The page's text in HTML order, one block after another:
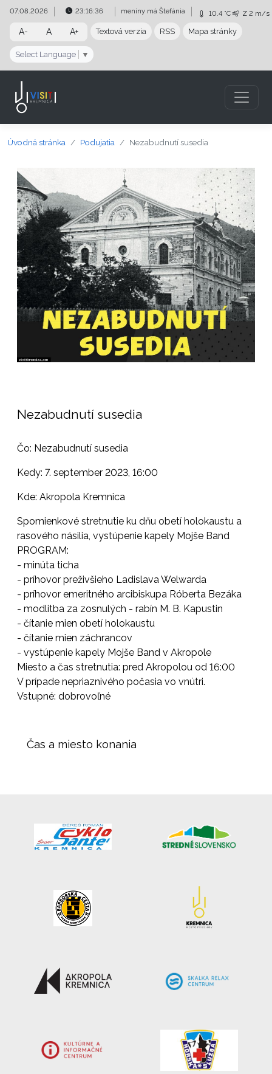
Preskočiť na obsah
Preskočiť na hlavné menu
07.08.2026 23:16:37 meniny máŠtefánia 10.4 °C Z 2 m/s
A- A A+ Textová verzia RSS Mapa stránky
Select Language ▼
Úvodná stránka Podujatia Nezabudnutí susedia
Nezabudnutí susedia
Čo: Nezabudnutí susedia
Kedy: 7. september 2023, 16:00
Kde: Akropola Kremnica
Spomienkové stretnutie ku dňu obetí holokaustu a
rasového násilia, vystúpenie kapely Mojše Band
PROGRAM:
- minúta ticha
- príhovor preživšieho Ladislava Welwarda
- príhovor emeritného arcibiskupa Róberta Bezáka
- modlitba za zosnulých - rabín M. B. Kapustin
- čítanie mien obetí holokaustu
- čítanie mien záchrancov
- vystúpenie kapely Mojše Band v Akropole
Miesto a čas stretnutia: pred Akropolou od 16:00
V prípade nepriaznivého počasia vo vnútri.
Vstupné: dobrovoľné
Čas a miesto konania